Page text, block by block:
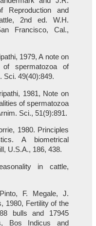
Reproduction and
2nd ed. W.H.
Francisco, Cal.,
1979, A note on
of spermatozoa of
Sci. 49(40):849.
1981, Note on
of spermatozoa
Sci., 51(9):891.
1980. Principles
A biometrical
U.S.A., 186, 438.
in cattle,
F. Megale, J.
1980, Fertility of the
bulls and 17945
Bos Indicus and